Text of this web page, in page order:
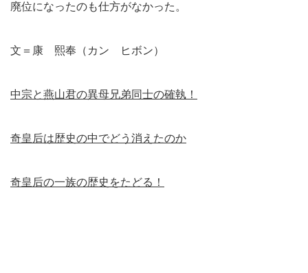
廃位になったのも仕方がなかった。
文＝康 熙奉（カン ヒボン）
中宗と燕山君の異母兄弟同士の確執！
奇皇后は歴史の中でどう消えたのか
奇皇后の一族の歴史をたどる！